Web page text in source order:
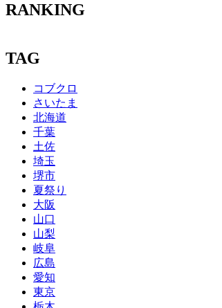
RANKING
TAG
コブクロ
さいたま
北海道
千葉
土佐
埼玉
堺市
夏祭り
大阪
山口
山梨
岐阜
広島
愛知
東京